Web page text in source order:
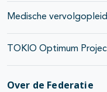
Medische
TOKIO Optimum
Over de Federatie